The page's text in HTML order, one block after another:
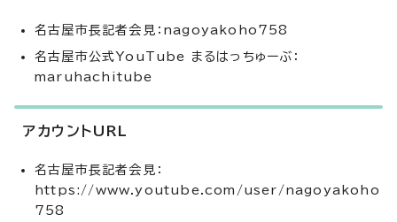
名古屋市長記者会見：nagoyakoho758
名古屋市公式YouTube まるはっちゅーぶ：
maruhachitube
アカウントURL
名古屋市長記者会見：
https://www.youtube.com/user/nagoyakoho
758